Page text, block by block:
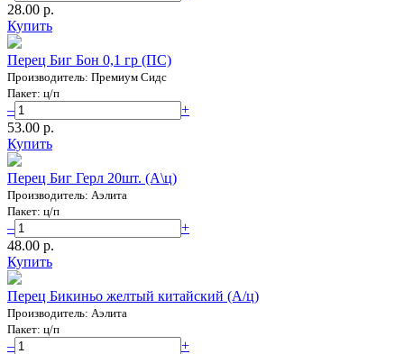
28.00 p.
Купить
Перец Биг Бон 0,1 гр (ПС)
Производитель: Премиум Сидс
Пакет: ц/п
–
+
53.00 p.
Купить
Перец Биг Герл 20шт. (А\ц)
Производитель: Аэлита
Пакет: ц/п
–
+
48.00 p.
Купить
Перец Бикиньо желтый китайский (А/ц)
Производитель: Аэлита
Пакет: ц/п
–
+